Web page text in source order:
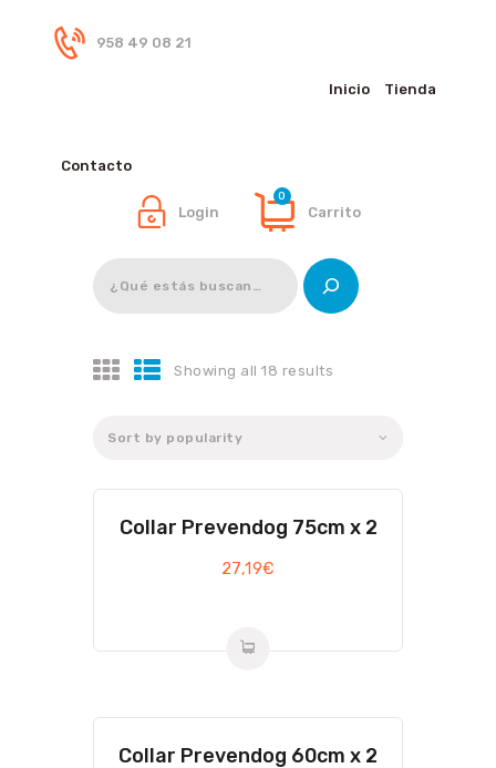
958 49 08 21
Inicio Tienda
Contacto
Login Carrito
0
Tienda
Buscar
Showing all 18 results
Collar Prevendog 75cm x 2
27,19€
Collar Prevendog 60cm x 2